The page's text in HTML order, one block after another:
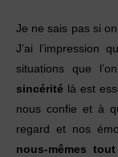
Je ne sais pas si
J’ai l’impression
situations que
sincérité là est
nous confie et à
regard et nos
nous-mêmes